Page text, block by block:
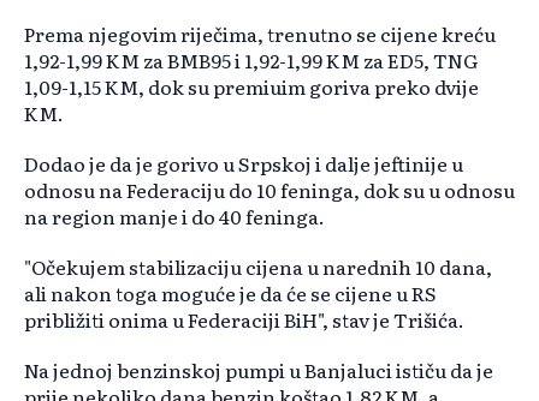
Prema njegovim riječima, trenutno se cijene kreću
1,92-1,99 KM za BMB95 i 1,92-1,99 KM za ED5, TNG
1,09-1,15 KM, dok su premiuim goriva preko dvije
KM.
Dodao je da je gorivo u Srpskoj i dalje jeftinije u
odnosu na Federaciju do 10 feninga, dok su u odnosu
na region manje i do 40 feninga.
"Očekujem stabilizaciju cijena u narednih 10 dana,
ali nakon toga moguće je da će se cijene u RS
približiti onima u Federaciji BiH", stav je Trišića.
Na jednoj benzinskoj pumpi u Banjaluci ističu da je